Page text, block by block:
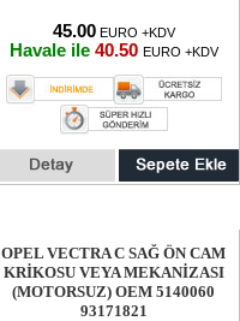
45.00 EURO +KDV
Havale ile 40.50 EURO +KDV
OPEL VECTRA C SAĞ ÖN CAM
KRİKOSU VEYA MEKANİZASI
(MOTORSUZ) OEM 5140060
93171821